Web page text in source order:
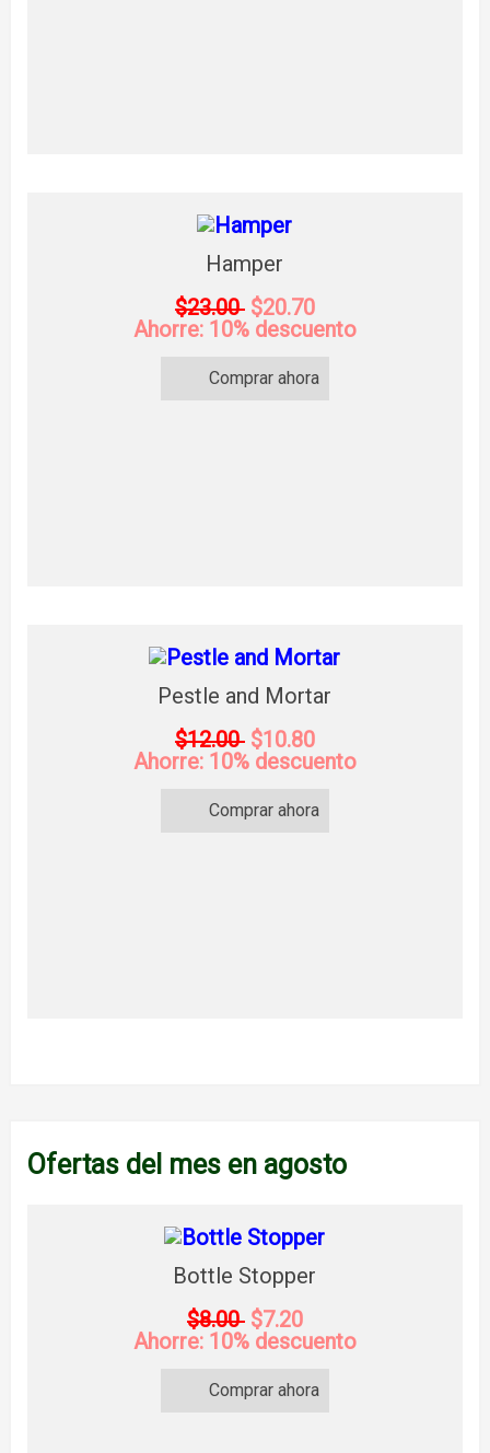
Hamper
$23.00 $20.70
Ahorre: 10% descuento
Comprar ahora
Pestle and Mortar
$12.00 $10.80
Ahorre: 10% descuento
Comprar ahora
Ofertas del mes en agosto
Bottle Stopper
$8.00 $7.20
Ahorre: 10% descuento
Comprar ahora